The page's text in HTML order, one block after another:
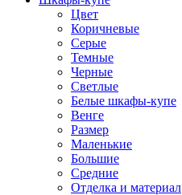
Цвет
Коричневые
Серые
Темные
Черные
Светлые
Белые шкафы-купе
Венге
Размер
Маленькие
Большие
Средние
Отделка и материал